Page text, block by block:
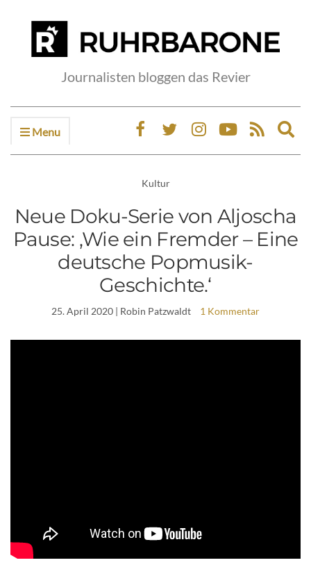
Journalisten bloggen das Revier
Menu
Kultur
Neue Doku-Serie von Aljoscha
Pause: ‚Wie ein Fremder – Eine
deutsche Popmusik-
Geschichte.‘
25. April 2020 | Robin Patzwaldt 1 Kommentar